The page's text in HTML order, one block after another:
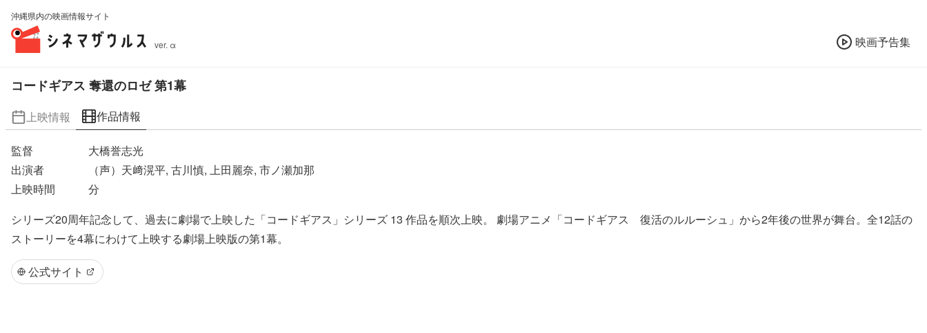
沖縄県内の映画情報サイト
ver. α 映画予告集
コードギアス 奪還のロゼ 第1幕
上映情報 作品情報
監督
大橋誉志光
出演者
（声）天﨑滉平, 古川慎, 上田麗奈, 市ノ瀬加那
上映時間
分
シリーズ20周年記念して、過去に劇場で上映した「コードギアス」シリーズ 13 作品を順次上映。 劇場アニメ「コードギアス 復活のルルーシュ」から2年後の世界が舞台。全12話の
ストーリーを4幕にわけて上映する劇場上映版の第1幕。
公式サイト